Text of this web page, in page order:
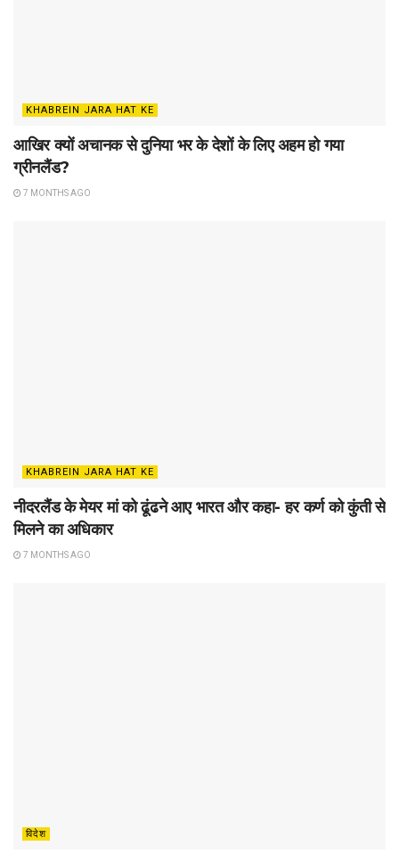
KHABREIN JARA HAT KE
आखिर क्यों अचानक से दुनिया भर के देशों के लिए अहम हो गया
ग्रीनलैंड?
7 MONTHS AGO
KHABREIN JARA HAT KE
नीदरलैंड के मेयर मां को ढूंढने आए भारत और कहा- हर कर्ण को कुंती से
मिलने का अधिकार
7 MONTHS AGO
विदेश